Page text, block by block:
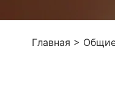
Главная >